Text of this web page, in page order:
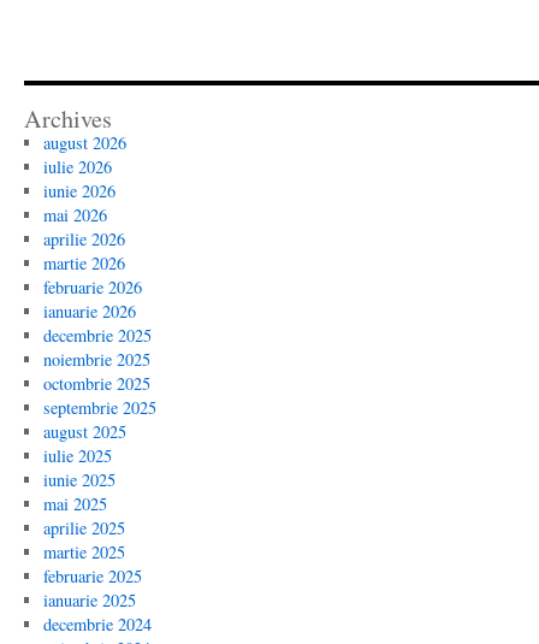
Archives
august 2026
iulie 2026
iunie 2026
mai 2026
aprilie 2026
martie 2026
februarie 2026
ianuarie 2026
decembrie 2025
noiembrie 2025
octombrie 2025
septembrie 2025
august 2025
iulie 2025
iunie 2025
mai 2025
aprilie 2025
martie 2025
februarie 2025
ianuarie 2025
decembrie 2024